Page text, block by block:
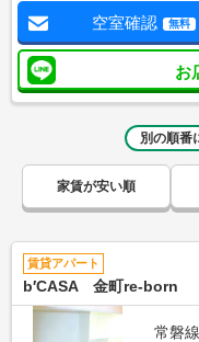
空室確認 無料
お
別の順番
家賃が安い順
賃貸アパート
b′CASA 金町re-born
常磐